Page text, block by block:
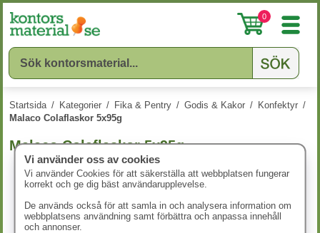
0
Startsida / Kategorier / Fika & Pentry / Godis & Kakor / Konfektyr /
Malaco Colaflaskor 5x95g
Malaco Colaflaskor 5x95g
Vi använder oss av cookies
Vi använder Cookies för att säkerställa att webbplatsen fungerar
korrekt och ge dig bäst användarupplevelse.
De används också för att samla in och analysera information om
webbplatsens användning samt förbättra och anpassa innehåll
och annonser.